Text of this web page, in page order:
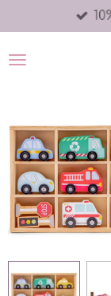
direct
naar